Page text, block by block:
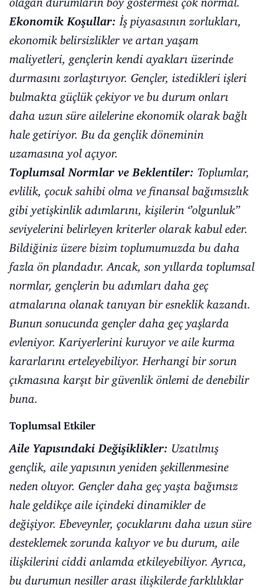
Ekonomik Koşullar: İş piyasasının zorlukları,
ekonomik belirsizlikler ve artan yaşam
maliyetleri, gençlerin kendi ayakları üzerinde
durmasını zorlaştırıyor. Gençler, istedikleri işleri
bulmakta güçlük çekiyor ve bu durum onları
daha uzun süre ailelerine ekonomik olarak bağlı
hale getiriyor. Bu da gençlik döneminin
uzamasına yol açıyor.
Toplumsal Normlar ve Beklentiler: Toplumlar,
evlilik, çocuk sahibi olma ve finansal bağımsızlık
gibi yetişkinlik adımlarını, kişilerin ‘’olgunluk’’
seviyelerini belirleyen kriterler olarak kabul eder.
Bildiğiniz üzere bizim toplumumuzda bu daha
fazla ön plandadır. Ancak, son yıllarda toplumsal
normlar, gençlerin bu adımları daha geç
atmalarına olanak tanıyan bir esneklik kazandı.
Bunun sonucunda gençler daha geç yaşlarda
evleniyor. Kariyerlerini kuruyor ve aile kurma
kararlarını erteleyebiliyor. Herhangi bir sorun
çıkmasına karşıt bir güvenlik önlemi de denebilir
buna.
Toplumsal Etkiler
Aile Yapısındaki Değişiklikler: Uzatılmış
gençlik, aile yapısının yeniden şekillenmesine
neden oluyor. Gençler daha geç yaşta bağımsız
hale geldikçe aile içindeki dinamikler de
değişiyor. Ebeveynler, çocuklarını daha uzun süre
desteklemek zorunda kalıyor ve bu durum, aile
ilişkilerini ciddi anlamda etkileyebiliyor. Ayrıca,
bu durumun nesiller arası ilişkilerde farklılıklar